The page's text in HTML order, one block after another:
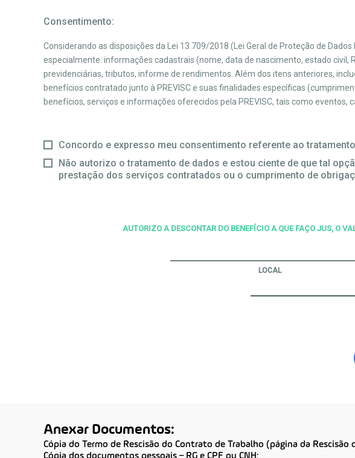
Consentimento:
Considerando as disposições da Lei 13.709/2018 (Lei Geral de Proteção de
especialmente: informações cadastrais (nome, data de nascimento, estado civil,
previdenciárias, tributos, informe de rendimentos. Além dos itens anteriores,
benefícios contratado junto à PREVISC e suas finalidades específicas
benefícios, serviços e informações oferecidos pela PREVISC, tais como
Concordo e expresso meu consentimento referente ao tratamento
Não autorizo o tratamento de dados e estou ciente de que tal
prestação dos serviços contratados ou o cumprimento de
AUTORIZO A DESCONTAR DO BENEFÍCIO A QUE FAÇO JUS, O
LOCAL
Anexar Documentos:
Cópia do Termo de Rescisão do Contrato de Trabalho (página da Rescisão